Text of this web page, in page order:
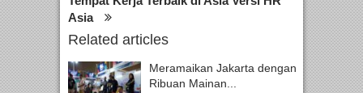
Asia
Related articles
Meramaikan Jakarta dengan
Ribuan Mainan...